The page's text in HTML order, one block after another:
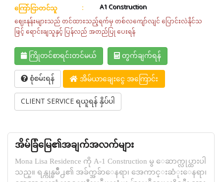
ကြော်ငြာတင်သူ A1 Construction
ဈေးနုန်းများသည် တင်ထားသည့်ရက်မှ တစ်လကျော်လျင် ပြောင်းလဲနိုင်သ
ဖြင့် ရောင်းချသူနှင့် ပြန်လည် အတည်ပြု ပေးရန်
ကြိုတင်စာရင်းတင်မယ် တွက်ချက်ရန်
စုံစမ်းရန် အိမ်ယာချေးငွေ အကြောင်း
CLIENT SERVICE ရယူရန် နှိပ်ပါ
အိမ်ခြံမြေ၏အချက်အလက်များ
Mona Lisa Residence ကို A-1 Construction မွ ေဆာက္လုပ္ထားပါ
သည္။ ရန္ကုန္ၿမိဳ႕၏ အခ်က္အခ်ာေနရာ၊ အေကာင္းဆံုးေနရာ၊